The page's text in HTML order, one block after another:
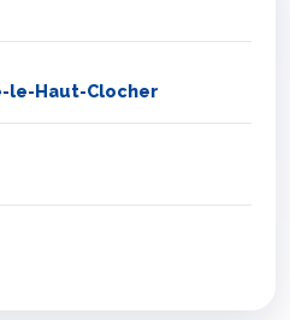
le-Haut-Clocher